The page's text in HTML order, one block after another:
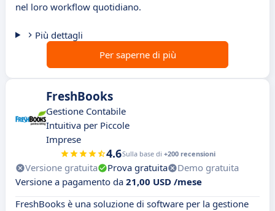
nel loro workflow quotidiano.
Più dettagli
Per saperne di più
FreshBooks
Gestione Contabile
Intuitiva per Piccole
Imprese
4.6Sulla base di +200 recensioni
Versione gratuita Prova gratuita
Demo gratuita
Versione a pagamento da 21,00 USD /mese
FreshBooks è una soluzione di software per la gestione